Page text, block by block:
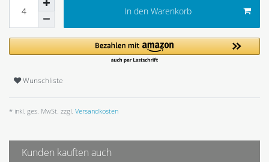
In den Warenkorb
Wunschliste
* inkl. ges. MwSt. zzgl. Versandkosten
Kunden kauften auch